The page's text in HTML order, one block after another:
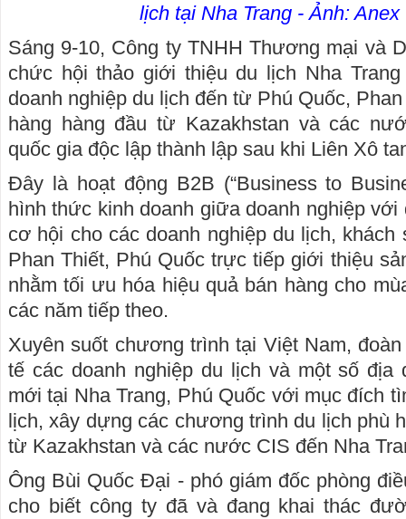
lịch tại Nha Trang - Ảnh:
Sáng 9-10, Công ty TNHH Thương mại và
chức hội thảo giới thiệu du lịch Nha
doanh nghiệp du lịch đến từ Phú Quốc,
hàng hàng đầu từ Kazakhstan và các
quốc gia độc lập thành lập sau khi Liên Xô
Đây là hoạt động B2B (“Business to
hình thức kinh doanh giữa doanh nghiệp với
cơ hội cho các doanh nghiệp du lịch, khách
Phan Thiết, Phú Quốc trực tiếp giới thiệu
nhằm tối ưu hóa hiệu quả bán hàng cho
các năm tiếp theo.
Xuyên suốt chương trình tại Việt Nam,
tế các doanh nghiệp du lịch và một số địa
mới tại Nha Trang, Phú Quốc với mục đích
lịch, xây dựng các chương trình du lịch phù
từ Kazakhstan và các nước CIS đến Nha
Ông Bùi Quốc Đại - phó giám đốc phòng
cho biết công ty đã và đang khai thác